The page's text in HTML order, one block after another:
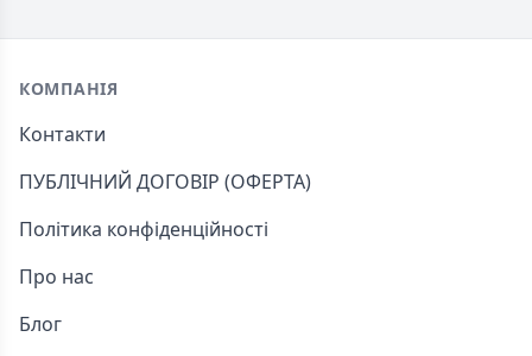
Footer
КОМПАНІЯ
Контакти
ПУБЛІЧНИЙ ДОГОВІР (ОФЕРТА)
Політика конфіденційності
Про нас
Блог